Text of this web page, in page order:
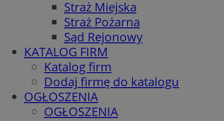
Straż Miejska
Straż Pożarna
Sąd Rejonowy
KATALOG FIRM
Katalog firm
Dodaj firmę do katalogu
OGŁOSZENIA
OGŁOSZENIA